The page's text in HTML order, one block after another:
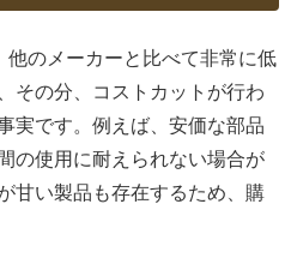
のメーカーと比べて非常に低
その分、コストカットが行わ
実です。例えば、安価な部品
の使用に耐えられない場合が
甘い製品も存在するため、購